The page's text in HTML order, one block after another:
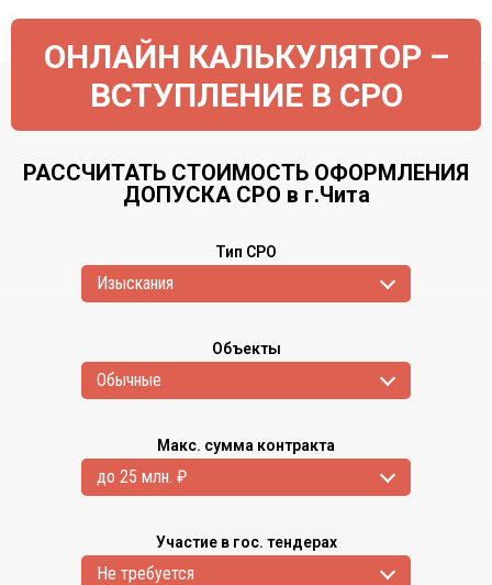
ОНЛАЙН КАЛЬКУЛЯТОР –
ВСТУПЛЕНИЕ В СРО
РАССЧИТАТЬ СТОИМОСТЬ ОФОРМЛЕНИЯ
ДОПУСКА СРО в г.Чита
Тип СРО
Изыскания
Объекты
Обычные
Макс. сумма контракта
до 25 млн. ₽
Участие в гос. тендерах
Не требуется